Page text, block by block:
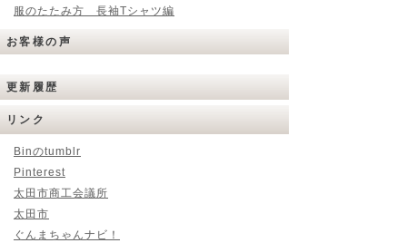
服のたたみ方 長袖Tシャツ編
お客様の声
更新履歴
リンク
Binのtumblr
Pinterest
太田市商工会議所
太田市
ぐんまちゃんナビ！